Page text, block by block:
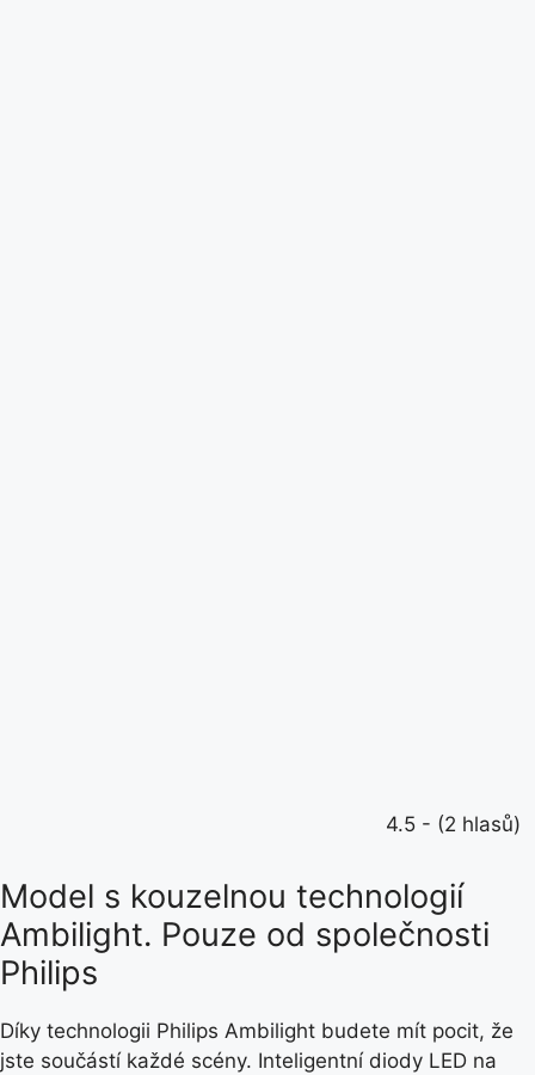
4.5 - (2 hlasů)
Model s kouzelnou technologií
Ambilight. Pouze od společnosti
Philips
Díky technologii Philips Ambilight budete mít pocit, že
jste součástí každé scény. Inteligentní diody LED na